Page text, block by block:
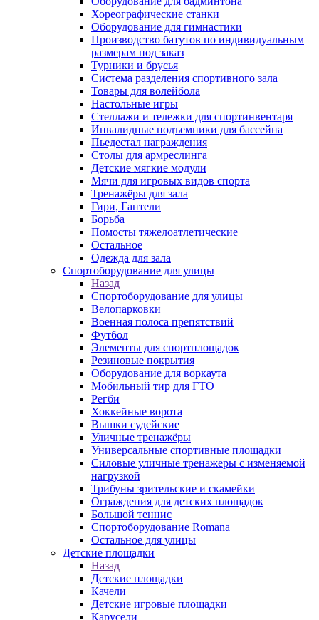
Хореографические станки
Оборудование для гимнастики
Производство батутов по индивидуальным
размерам под заказ
Турники и брусья
Система разделения спортивного зала
Товары для волейбола
Настольные игры
Стеллажи и тележки для спортинвентаря
Инвалидные подъемники для бассейна
Пьедестал награждения
Столы для армреслинга
Детские мягкие модули
Мячи для игровых видов спорта
Тренажёры для зала
Гири, Гантели
Борьба
Помосты тяжелоатлетические
Остальное
Одежда для зала
Спортоборудование для улицы
Назад
Спортоборудование для улицы
Велопарковки
Военная полоса препятствий
Футбол
Элементы для спортплощадок
Резиновые покрытия
Оборудование для воркаута
Мобильный тир для ГТО
Регби
Хоккейные ворота
Вышки судейские
Уличные тренажёры
Универсальные спортивные площадки
Силовые уличные тренажеры с изменяемой
нагрузкой
Трибуны зрительские и скамейки
Ограждения для детских площадок
Большой теннис
Спортоборудование Romana
Остальное для улицы
Детские площадки
Назад
Детские площадки
Качели
Детские игровые площадки
Карусели